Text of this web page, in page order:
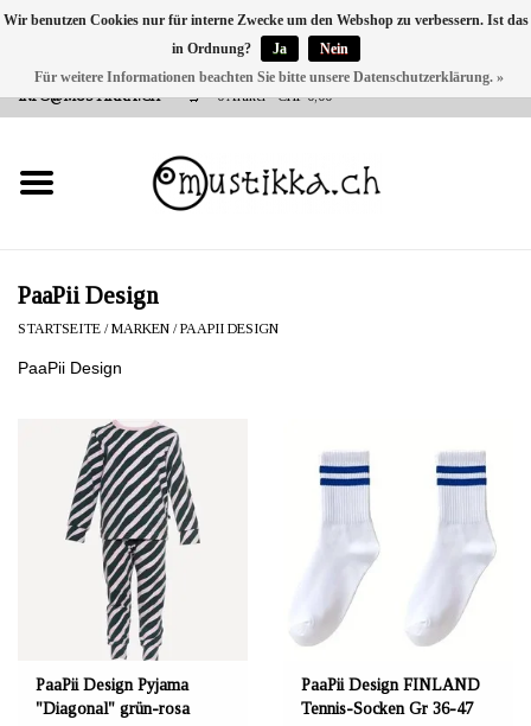
VERSANDKOSTEN 0 CHF INNERHALB CH | INT. VERSAND ÜBER
INFO@MUSTIKKA.CH
0 Artikel - CHF 0,00
NEU BEI UNS
SHOP - A PIECE OF
FINLAND FOR YOU
PaaPii Design
STARTSEITE /MARKEN /PAAPII DESIGN
PaaPii Design
PaaPii Design Pyjama
"Diagonal" grün-rosa
PaaPii Design FINLAND
Tennis-Socken Gr 36-47
Wir benutzen Cookies nur für interne Zwecke um den Webshop zu verbessern. Ist das
in Ordnung?
Ja
Nein
Für weitere Informationen beachten Sie bitte unsere Datenschutzerklärung. »